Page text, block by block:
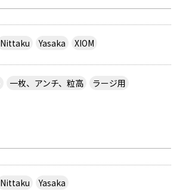
Nittaku Yasaka
XIOM
一枚、アンチ、粒高 ラージ用
Nittaku
Yasaka